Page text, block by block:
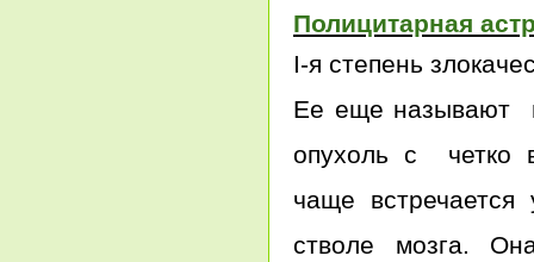
Полицитарная
I-я степень
Ее еще называют
опухоль с четко
чаще
стволе мозга.